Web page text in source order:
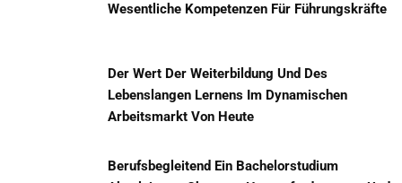
Wesentliche Kompetenzen Für Führungskräfte
Der Wert Der Weiterbildung Und Des
Lebenslangen Lernens Im Dynamischen
Arbeitsmarkt Von Heute
Berufsbegleitend Ein Bachelorstudium